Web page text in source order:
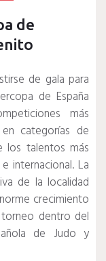
de
de gala para
de España
más
categorías de
los talentos más
internacional. La
de la localidad
crecimiento
dentro del
de Judo y